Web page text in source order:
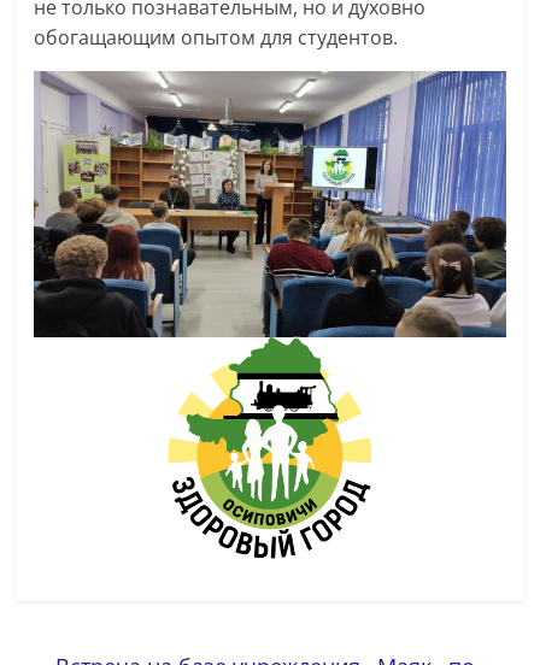
не только познавательным, но и духовно
обогащающим опытом для студентов.